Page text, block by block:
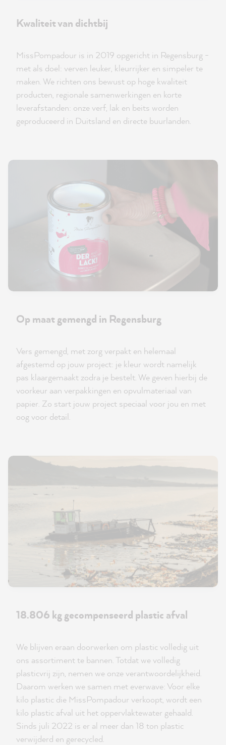
Kwaliteit van dichtbij
MissPompadour is in 2019 opgericht in Regensburg -
met als doel: verven leuker, kleurrijker en simpeler te
maken. We richten ons bewust op hoge kwaliteit
producten, regionale samenwerkingen en korte
leverafstanden: onze verf, lak en beits worden
geproduceerd in Duitsland en directe buurlanden.
Op maat gemengd in Regensburg
Vers gemengd, met zorg verpakt en helemaal
afgestemd op jouw project: je kleur wordt namelijk
pas klaargemaakt zodra je bestelt. We geven hierbij de
voorkeur aan verpakkingen en opvulmateriaal van
papier. Zo start jouw project speciaal voor jou en met
oog voor detail.
18.806 kg gecompenseerd plastic afval
We blijven eraan doorwerken om plastic volledig uit
ons assortiment te bannen. Totdat we volledig
plasticvrij zijn, nemen we onze verantwoordelijkheid.
Daarom werken we samen met everwave: Voor elke
kilo plastic die MissPompadour verkoopt, wordt een
kilo plastic afval uit het oppervlaktewater gehaald.
Sinds juli 2022 is er al meer dan 18 ton plastic
verwijderd en gerecycled.